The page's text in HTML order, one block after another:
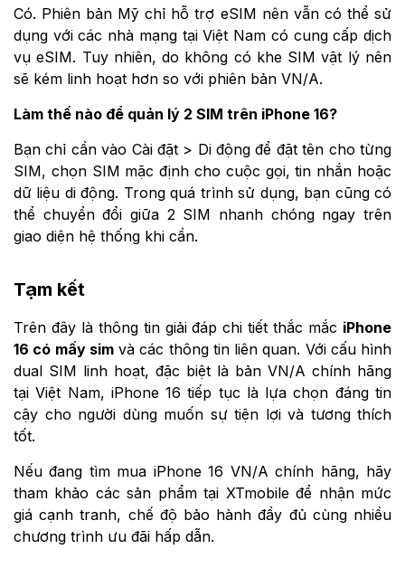
Có. Phiên bản Mỹ chỉ hỗ trợ eSIM nên vẫn có thể sử
dụng với các nhà mạng tại Việt Nam có cung cấp dịch
vụ eSIM. Tuy nhiên, do không có khe SIM vật lý nên
sẽ kém linh hoạt hơn so với phiên bản VN/A.
Làm thế nào để quản lý 2 SIM trên iPhone 16?
Bạn chỉ cần vào Cài đặt > Di động để đặt tên cho từng
SIM, chọn SIM mặc định cho cuộc gọi, tin nhắn hoặc
dữ liệu di động. Trong quá trình sử dụng, bạn cũng có
thể chuyển đổi giữa 2 SIM nhanh chóng ngay trên
giao diện hệ thống khi cần.
Tạm kết
Trên đây là thông tin giải đáp chi tiết thắc mắc iPhone
16 có mấy simvà các thông tin liên quan. Với cấu hình
dual SIM linh hoạt, đặc biệt là bản VN/A chính hãng
tại Việt Nam, iPhone 16 tiếp tục là lựa chọn đáng tin
cậy cho người dùng muốn sự tiện lợi và tương thích
tốt.
Nếu đang tìm mua iPhone 16 VN/A chính hãng, hãy
tham khảo các sản phẩm tại XTmobile để nhận mức
giá cạnh tranh, chế độ bảo hành đầy đủ cùng nhiều
chương trình ưu đãi hấp dẫn.